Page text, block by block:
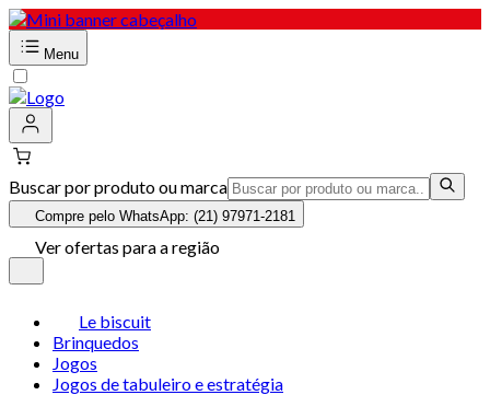
Menu
Buscar por produto ou marca
Compre pelo WhatsApp: (21) 97971-2181
Ver ofertas para a região
Le biscuit
Brinquedos
Jogos
Jogos de tabuleiro e estratégia